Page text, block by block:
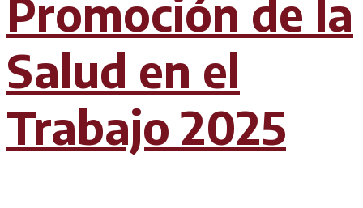
Promoción de la
Salud en el
Trabajo 2025